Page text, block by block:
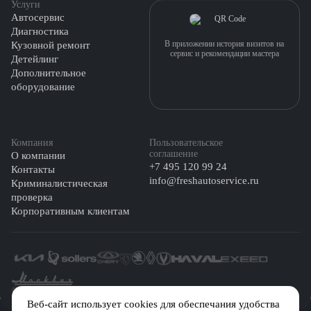
Веб-сайт использует cookies для обеспечания удобства
Услуги
Автосервис
Диагностика
Кузовной ремонт
Детейлинг
Дополнительное
оборудование
Компания
О компании
Контакты
Криминалистическая
проверка
Корпоративным клиентам
Пользовательское
соглашение
+7 495 120 99 24
info@freshautoservice.ru
В приложении история визитов на
сервис и рекомендации мастера
©️ 2026 Fresh Auto